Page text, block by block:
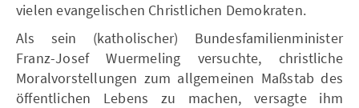
vielen evangelischen Christlichen Demokraten.
Als sein (katholischer) Bundesfamilienminister
Franz-Josef Wuermeling versuchte, christliche
Moralvorstellungen zum allgemeinen Maßstab des
öffentlichen Lebens zu machen, versagte ihm